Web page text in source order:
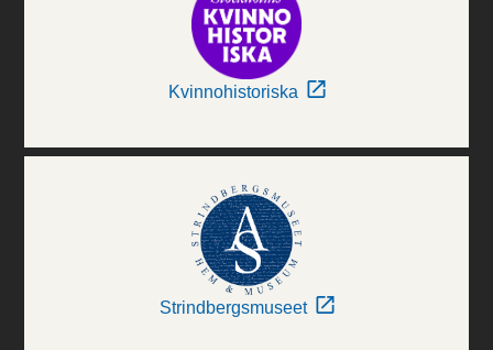
Kvinnohistoriska
Strindbergsmuseet